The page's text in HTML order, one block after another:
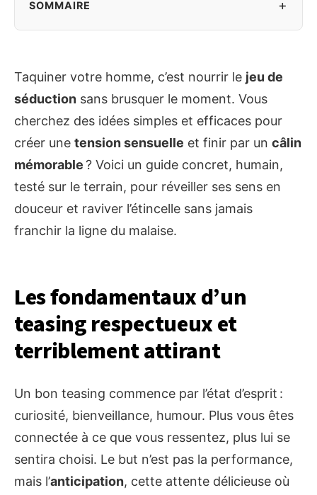
SOMMAIRE +
Taquiner votre homme, c’est nourrir le jeu de
séduction sans brusquer le moment. Vous
cherchez des idées simples et efficaces pour
créer une tension sensuelle et finir par un câlin
mémorable? Voici un guide concret, humain,
testé sur le terrain, pour réveiller ses sens en
douceur et raviver l’étincelle sans jamais
franchir la ligne du malaise.
Les fondamentaux d’un
teasing respectueux et
terriblement attirant
Un bon teasing commence par l’état d’esprit :
curiosité, bienveillance, humour. Plus vous êtes
connectée à ce que vous ressentez, plus lui se
sentira choisi. Le but n’est pas la performance,
mais l’anticipation, cette attente délicieuse où